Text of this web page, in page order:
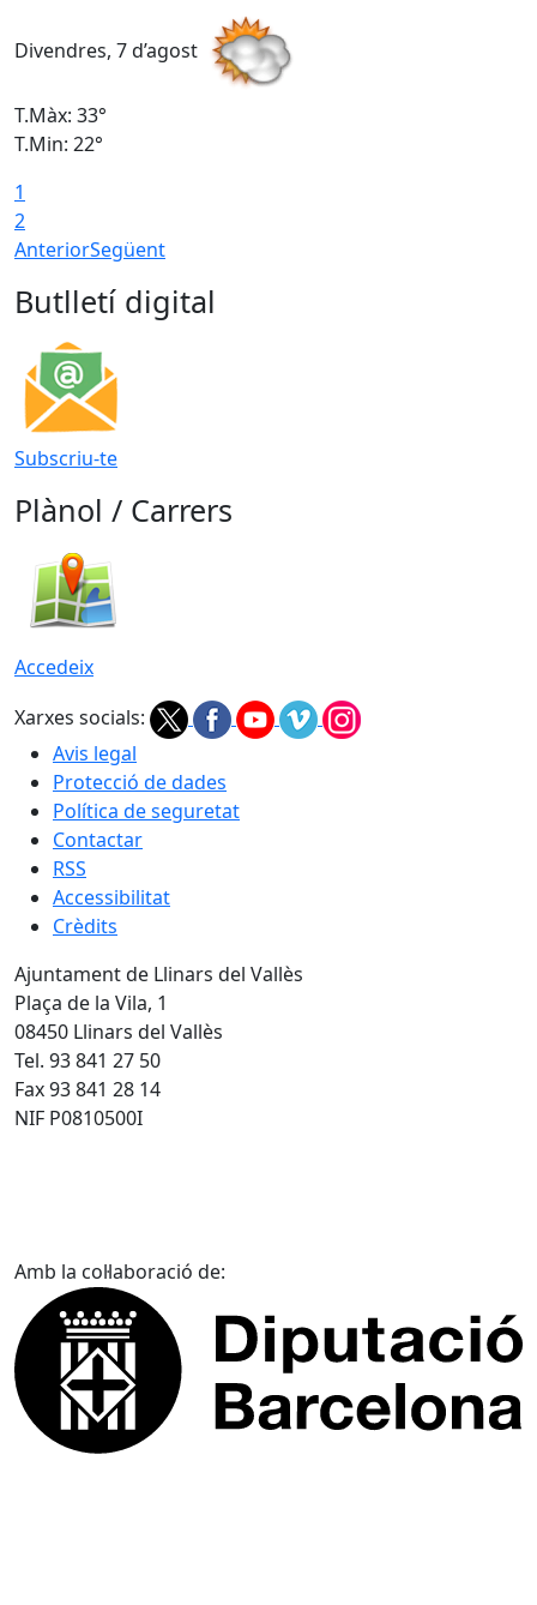
Divendres, 7 d’agost
T.Màx: 33°
T.Min: 22°
1
2
AnteriorSegüent
Butlletí digital
Subscriu-te
Plànol / Carrers
Accedeix
Xarxes socials:
Avis legal
Protecció de dades
Política de seguretat
Contactar
RSS
Accessibilitat
Crèdits
Ajuntament de Llinars del Vallès
Plaça de la Vila, 1
08450 Llinars del Vallès
Tel. 93 841 27 50
Fax 93 841 28 14
NIF P0810500I
Amb la col·laboració de: